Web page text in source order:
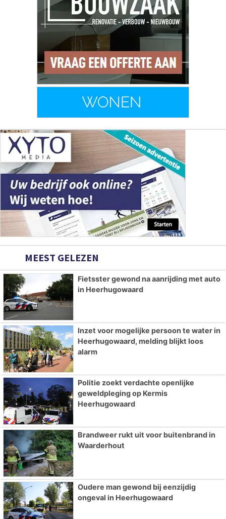
MEEST GELEZEN
Fietsster gewond na aanrijding met auto
in Heerhugowaard
Inzet voor mogelijke persoon te water in
Heerhugowaard, melding blijkt loos
alarm
Politie zoekt verdachte openlijke
geweldpleging op Kermis
Heerhugowaard
Brandweer rukt uit voor buitenbrand in
Waarderhout
Oudere man gewond bij eenzijdig
ongeval in Heerhugowaard